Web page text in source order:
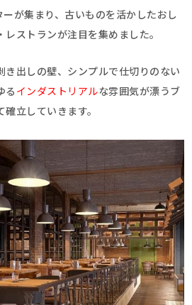
ーが集まり、古いものを活かしたおし
ストランが注目を集めました。
き出しの壁、シンプルで仕切りのない
る インダストリアルな雰囲気が漂うブ
立していきます。